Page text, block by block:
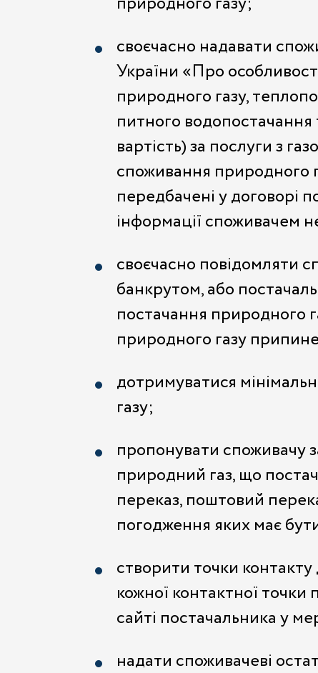
своєчасно надавати
України «Про
природного газу,
питного водопостачання
вартість) за послуги з
споживання природного
передбачені у договорі
інформації споживачем
своєчасно повідомляти
банкрутом, або
постачання природного
природного газу
дотримуватися
газу;
пропонувати споживачу
природний газ, що
переказ, поштовий
погодження яких має
створити точки
кожної контактної
сайті постачальника у
надати споживачеві